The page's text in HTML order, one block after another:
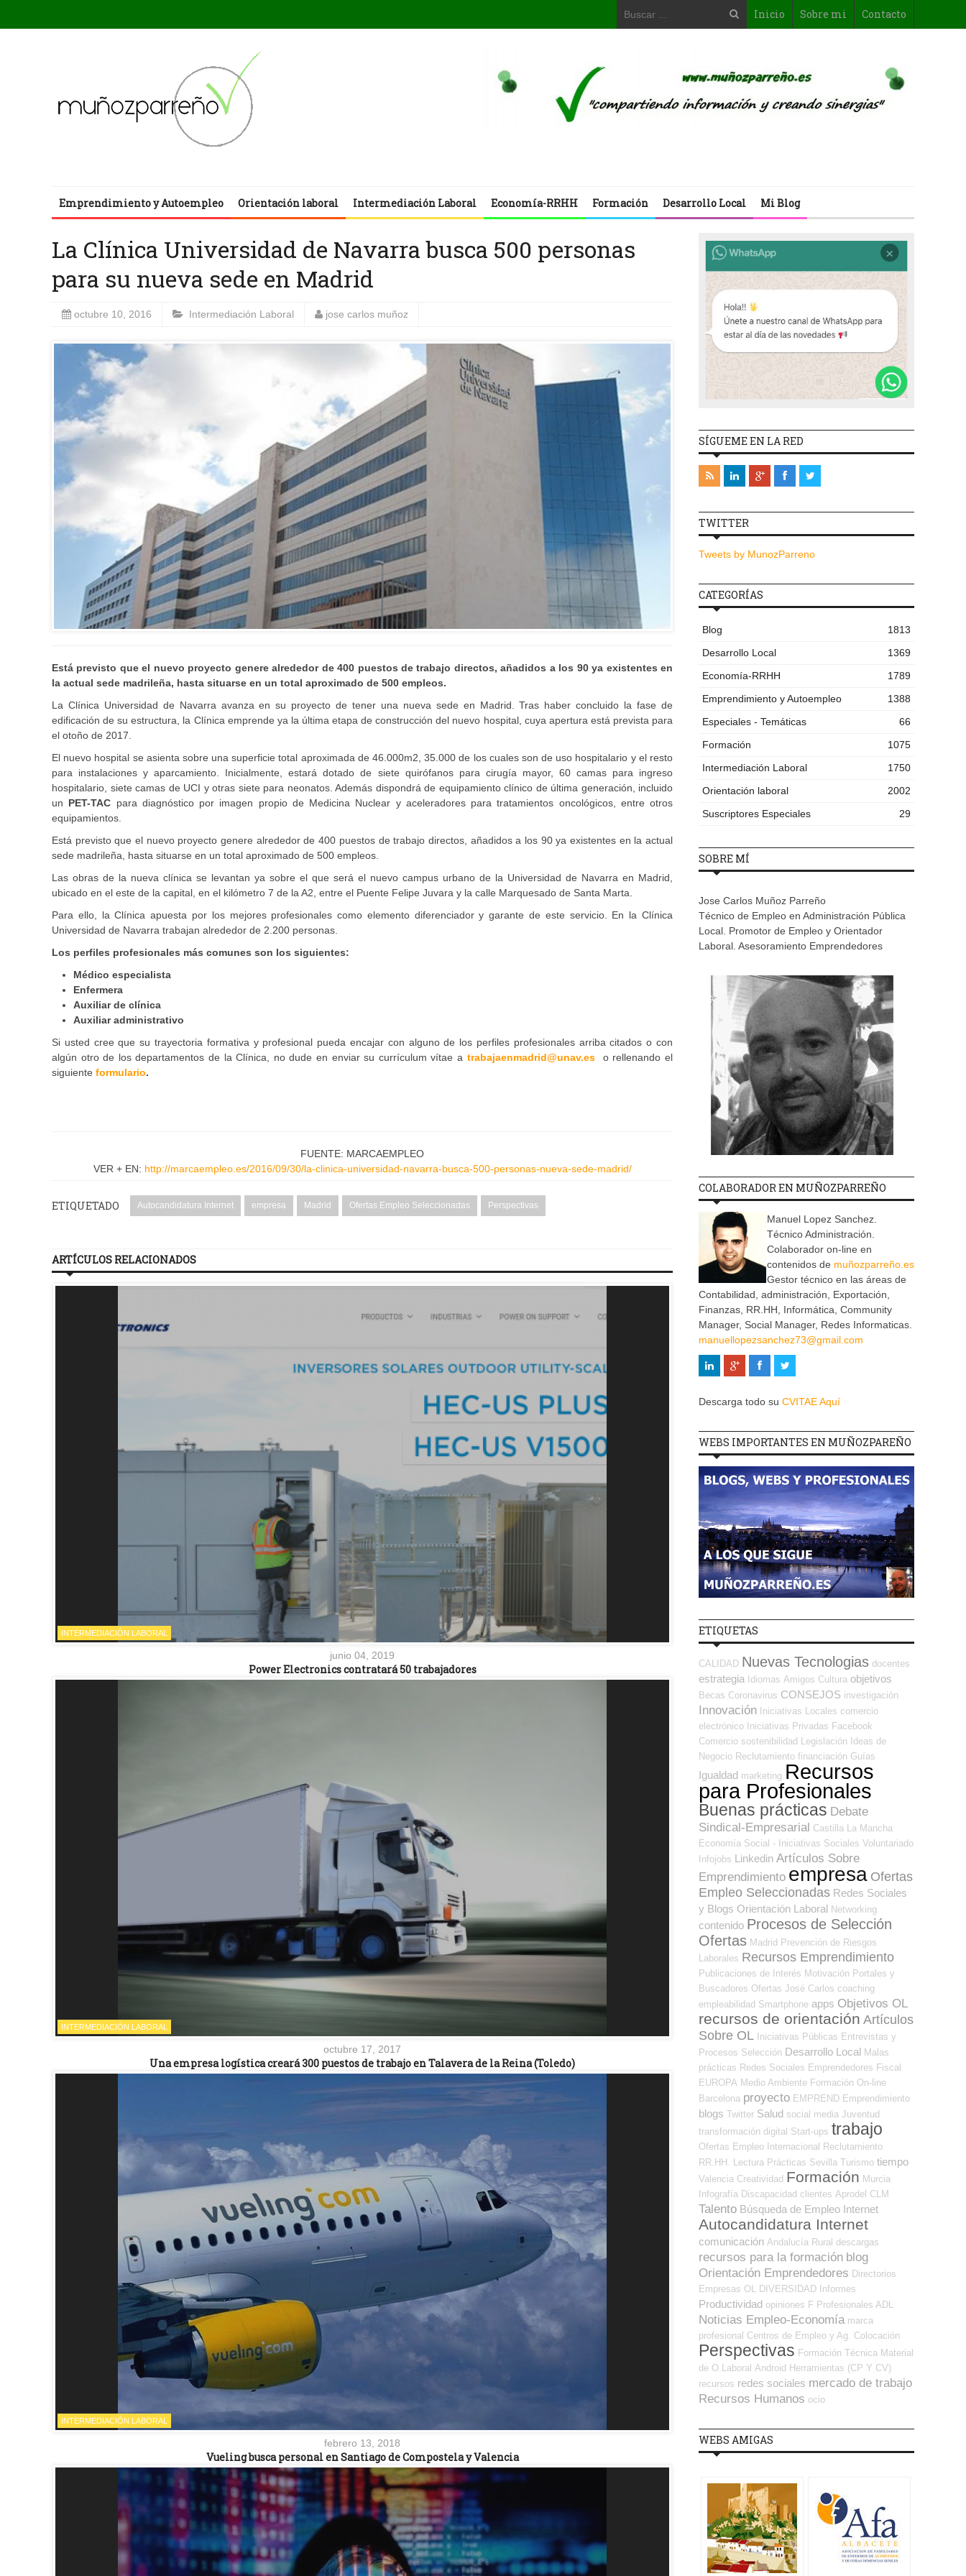
Inicio Sobre mi Contacto
Emprendimiento y Autoempleo Orientación laboral Intermediación Laboral Economía-RRHH Formación Desarrollo Local Mi Blog
La Clínica Universidad de Navarra busca 500 personas
para su nueva sede en Madrid
octubre 10, 2016 Intermediación Laboral jose carlos muñoz
Está previsto que el nuevo proyecto genere alrededor de 400 puestos de trabajo directos, añadidos a los 90 ya existentes en
la actual sede madrileña, hasta situarse en un total aproximado de 500 empleos.
La Clínica Universidad de Navarra avanza en su proyecto de tener una nueva sede en Madrid. Tras haber concluido la fase de
edificación de su estructura, la Clínica emprende ya la última etapa de construcción del nuevo hospital, cuya apertura está prevista para
el otoño de 2017.
El nuevo hospital se asienta sobre una superficie total aproximada de 46.000m2, 35.000 de los cuales son de uso hospitalario y el resto
para instalaciones y aparcamiento. Inicialmente, estará dotado de siete quirófanos para cirugía mayor, 60 camas para ingreso
hospitalario, siete camas de UCI y otras siete para neonatos. Además dispondrá de equipamiento clínico de última generación, incluido
un PET-TAC para diagnóstico por imagen propio de Medicina Nuclear y aceleradores para tratamientos oncológicos, entre otros
equipamientos.
Está previsto que el nuevo proyecto genere alrededor de 400 puestos de trabajo directos, añadidos a los 90 ya existentes en la actual
sede madrileña, hasta situarse en un total aproximado de 500 empleos.
Las obras de la nueva clínica se levantan ya sobre el que será el nuevo campus urbano de la Universidad de Navarra en Madrid,
ubicado en el este de la capital, en el kilómetro 7 de la A2, entre el Puente Felipe Juvara y la calle Marquesado de Santa Marta.
Para ello, la Clínica apuesta por los mejores profesionales como elemento diferenciador y garante de este servicio. En la Clínica
Universidad de Navarra trabajan alrededor de 2.200 personas.
Los perfiles profesionales más comunes son los siguientes:
Médico especialista
Enfermera
Auxiliar de clínica
Auxiliar administrativo
Si usted cree que su trayectoria formativa y profesional pueda encajar con alguno de los perfiles profesionales arriba citados o con
algún otro de los departamentos de la Clínica, no dude en enviar su currículum vítae a trabajaenmadrid@unav.eso rellenando el
siguiente formulario.
FUENTE: MARCAEMPLEO
VER + EN: http://marcaempleo.es/2016/09/30/la-clinica-universidad-navarra-busca-500-personas-nueva-sede-madrid/
ETIQUETADO Autocandidatura Internet empresa Madrid Ofertas Empleo Seleccionadas Perspectivas
ARTÍCULOS RELACIONADOS
INTERMEDIACIÓN LABORAL
junio 04, 2019
Power Electronics contratará 50 trabajadores
INTERMEDIACIÓN LABORAL
octubre 17, 2017
Una empresa logística creará 300 puestos de trabajo en Talavera de la Reina (Toledo)
INTERMEDIACIÓN LABORAL
febrero 13, 2018
Vueling busca personal en Santiago de Compostela y Valencia
SÍGUEME EN LA RED
TWITTER
Tweets by MunozParreno
CATEGORÍAS
Blog
1813
Desarrollo Local
1369
Economía-RRHH
1789
Emprendimiento y Autoempleo
1388
Especiales - Temáticas
66
Formación
1075
Intermediación Laboral
1750
Orientación laboral
2002
Suscriptores Especiales
29
SOBRE MÍ
Jose Carlos Muñoz Parreño
Técnico de Empleo en Administración Pública
Local. Promotor de Empleo y Orientador
Laboral. Asesoramiento Emprendedores
COLABORADOR EN MUÑOZPARREÑO
Manuel Lopez Sanchez.
Técnico Administración.
Colaborador on-line en
contenidos de muñozparreño.es
Gestor técnico en las áreas de
Contabilidad, administración, Exportación,
Finanzas, RR.HH, Informática, Community
Manager, Social Manager, Redes Informaticas.
manuellopezsanchez73@gmail.com
Descarga todo su CVITAE Aquí
WEBS IMPORTANTES EN MUÑOZPAREÑO
ETIQUETAS
CALIDAD Nuevas Tecnologias docentes
estrategia Idiomas Amigos Cultura objetivos
Becas Coronavirus CONSEJOS investigación
Innovación Iniciativas Locales comercio
electrónico Iniciativas Privadas Facebook
Comercio sostenibilidad Legislación
Ideas de
Negocio Reclutamiento financiación Guías
Igualdad marketing Recursos
para Profesionales
Buenas prácticas Debate
Sindical-Empresarial Castilla La Mancha
Economía Social - Iniciativas Sociales Voluntariado
Infojobs Linkedin Artículos Sobre
Emprendimiento empresa Ofertas
Empleo Seleccionadas Redes Sociales
y Blogs Orientación Laboral Networking
contenido Procesos de Selección
Ofertas Madrid Prevención de Riesgos
Laborales Recursos Emprendimiento
Publicaciones de Interés Motivación Portales y
Buscadores Ofertas José Carlos coaching
empleabilidad Smartphone apps Objetivos OL
recursos de orientación Artículos
Sobre OL
Iniciativas Públicas Entrevistas y
Procesos Selección Desarrollo Local Malas
prácticas Redes Sociales Emprendedores Fiscal
EUROPA Medio Ambiente Formación On-line
Barcelona proyecto EMPREND Emprendimiento
blogs Twitter Salud social media Juventud
transformación digital Start-ups trabajo
Ofertas Empleo Internacional
Reclutamiento
RR.HH.
Lectura Prácticas Sevilla Turismo tiempo
Valencia Creatividad Formación Murcia
Infografía Discapacidad clientes Aprodel CLM
Talento Búsqueda de Empleo Internet
Autocandidatura Internet
comunicación Andalucía Rural descargas
recursos para la formación blog
Orientación Emprendedores Directorios
Empresas OL
DIVERSIDAD Informes
Productividad opiniones F Profesionales ADL
Noticias Empleo-Economía marca
profesional Centros de Empleo y Ag. Colocación
Perspectivas Formación Técnica Material
de O.Laboral Android Herramientas (CP Y CV)
recursos redes sociales mercado de trabajo
Recursos Humanos ocio
WEBS AMIGAS